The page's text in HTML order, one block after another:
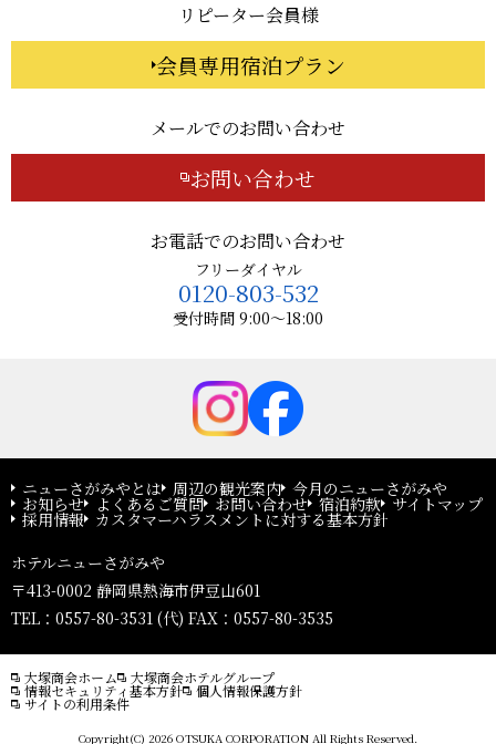
リピーター会員様
会員専用宿泊プラン
メールでのお問い合わせ
お問い合わせ
お電話でのお問い合わせ
フリーダイヤル
0120-803-532
受付時間 9:00～18:00
ホテルニューさがみや
〒413-0002 静岡県熱海市伊豆山601
TEL：0557-80-3531 (代) FAX：0557-80-3535
ニューさがみやとは 周辺の観光案内 今月のニューさがみや
お知らせ よくあるご質問 お問い合わせ 宿泊約款 サイトマップ
採用情報 カスタマーハラスメントに対する基本方針
大塚商会ホーム 大塚商会ホテルグループ
情報セキュリティ基本方針 個人情報保護方針
サイトの利用条件
Copyright(C) 2026 OTSUKA CORPORATION All Rights Reserved.